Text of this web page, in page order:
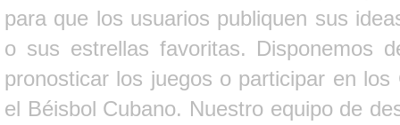
para que los usuarios publiquen sus
o sus estrellas favoritas. Disponemos
pronosticar los juegos o participar en
el Béisbol Cubano. Nuestro equipo de